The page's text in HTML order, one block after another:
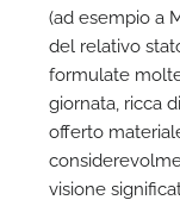
(ad esempio a
del relativo
formulate
giornata, ricca
offerto
visione